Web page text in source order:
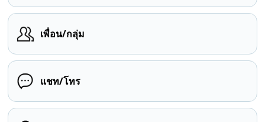
เพื่อน/กลุ่ม
แชท/โทร